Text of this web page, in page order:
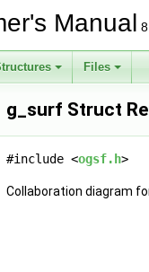
Manual
Files
g_surf Struct
#include <ogsf.h>
Collaboration diagram